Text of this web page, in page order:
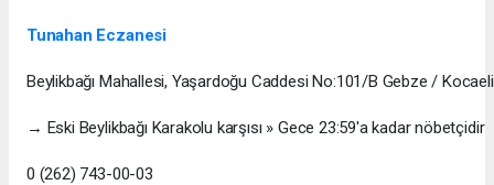
Tunahan Eczanesi
Beylikbağı Mahallesi, Yaşardoğu Caddesi No:101/B Gebze / Kocaeli
→ Eski Beylikbağı Karakolu karşısı » Gece 23:59'a kadar nöbetçidir
0 (262) 743-00-03